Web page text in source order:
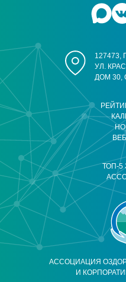
АССОЦИАЦИЯ
И
ТОП-5
127473,
УЛ.
ДОМ 30,